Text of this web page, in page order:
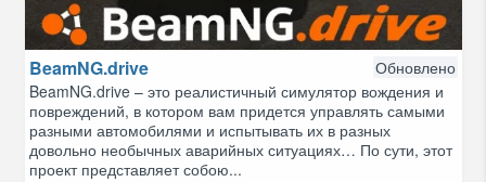
BeamNG.drive
Обновлено
BeamNG.drive – это реалистичный симулятор вождения и
повреждений, в котором вам придется управлять самыми
разными автомобилями и испытывать их в разных
довольно необычных аварийных ситуациях… По сути, этот
проект представляет собою...